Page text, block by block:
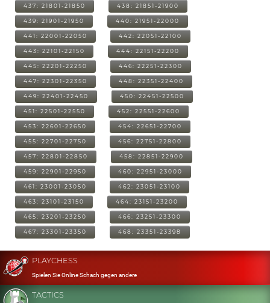
437: 21801-21850 438: 21851-21900
439: 21901-21950 440: 21951-22000
441: 22001-22050 442: 22051-22100
443: 22101-22150 444: 22151-22200
445: 22201-22250 446: 22251-22300
447: 22301-22350 448: 22351-22400
449: 22401-22450 450: 22451-22500
451: 22501-22550 452: 22551-22600
453: 22601-22650 454: 22651-22700
455: 22701-22750 456: 22751-22800
457: 22801-22850 458: 22851-22900
459: 22901-22950 460: 22951-23000
461: 23001-23050 462: 23051-23100
463: 23101-23150 464: 23151-23200
465: 23201-23250 466: 23251-23300
467: 23301-23350 468: 23351-23398
PLAYCHESS
Spielen Sie Online Schach gegen andere
TACTICS